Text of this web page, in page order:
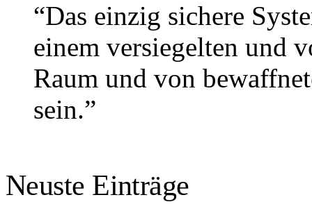
“Das einzig sichere
einem versiegelten und
Raum und von
sein.”
Neuste Einträge